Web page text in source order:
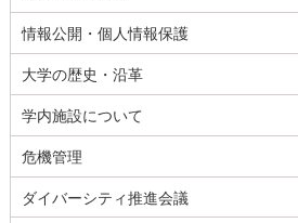
情報公開・個人情報保護
大学の歴史・沿革
学内施設について
危機管理
ダイバーシティ推進会議